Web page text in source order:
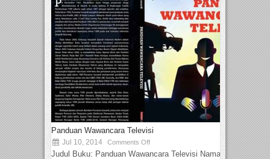
Panduan Wawancara Televisi
Jul 10, 2014 Comments Off
Judul Buku: Panduan Wawancara Televisi Nama